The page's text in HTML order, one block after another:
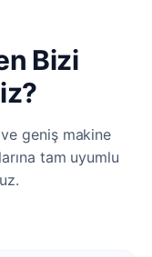
Bizi
geniş makine
tam uyumlu